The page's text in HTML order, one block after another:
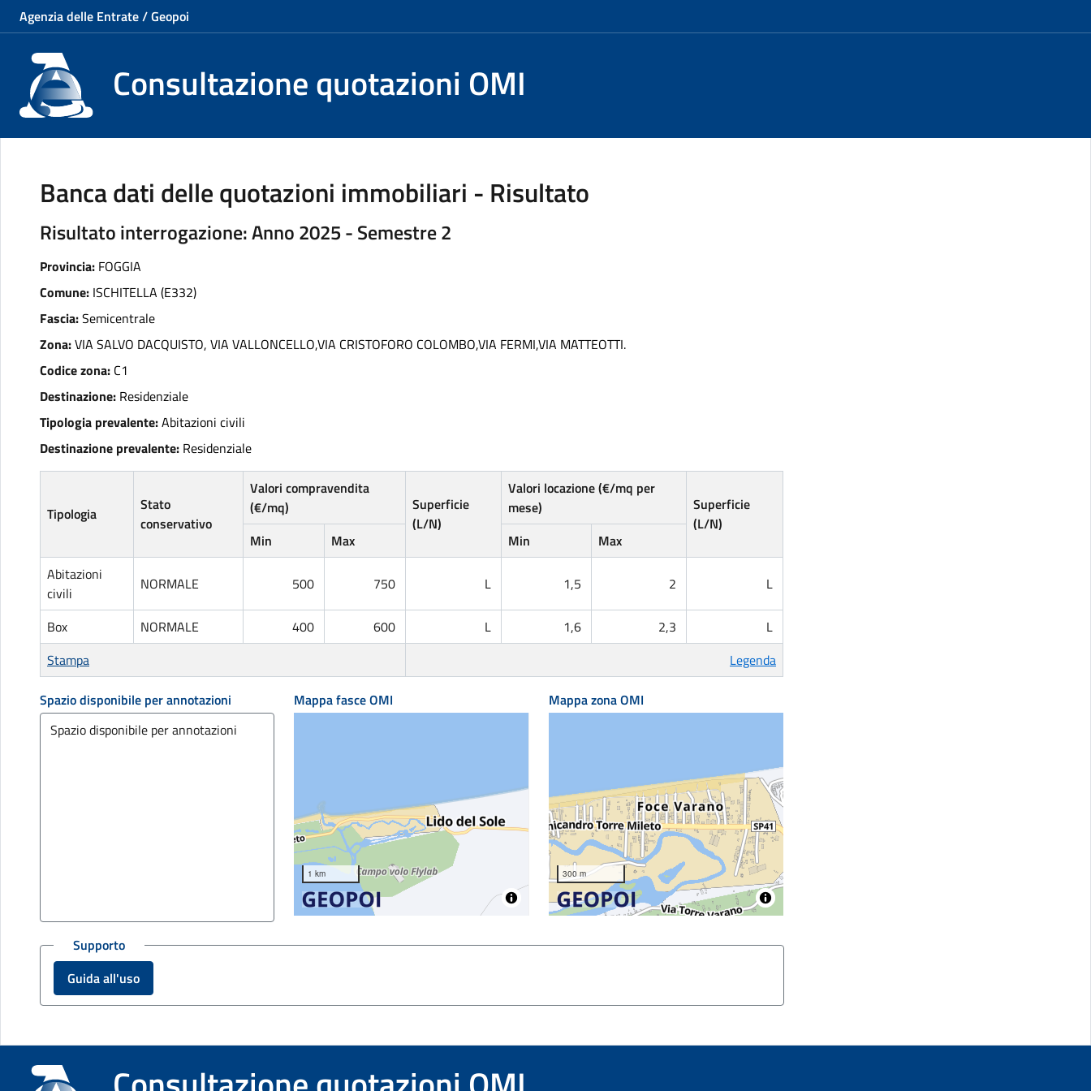
Agenzia delle Entrate / Geopoi
Consultazione quotazioni OMI
Banca dati delle quotazioni immobiliari - Risultato
Risultato interrogazione: Anno 2025 - Semestre 2
Provincia: FOGGIA
Comune: ISCHITELLA (E332)
Fascia:Semicentrale
Zona:VIA SALVO DACQUISTO, VIA VALLONCELLO,VIA CRISTOFORO COLOMBO,VIA FERMI,VIA MATTEOTTI.
Codice zona: C1
Destinazione: Residenziale
Tipologia prevalente:Abitazioni civili
Destinazione prevalente: Residenziale
Tipologia
Stato
conservativo
Valori compravendita
(€/mq)
Superficie
(L/N)
Valori locazione (€/mq per
mese)
Superficie
(L/N)
Min
Max Min
Max
Abitazioni
civili
NORMALE 500 750 L 1,5 2 L
Box NORMALE 400 600 L 1,6 2,3
L
Stampa
Legenda
Spazio disponibile per annotazioni Mappa fasce OMI
1 km
Mappa zona OMI
300 m
Supporto
Guida all'uso